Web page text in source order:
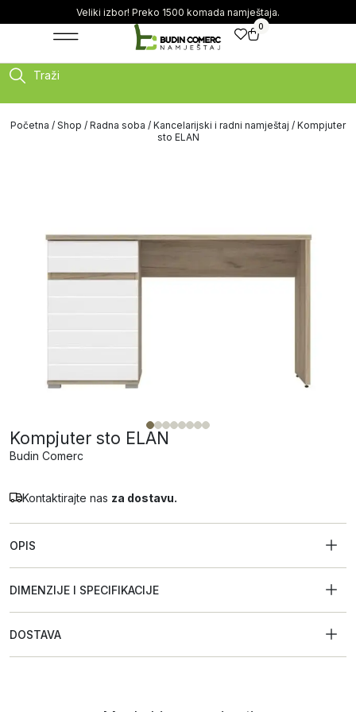
Veliki izbor! Preko 1500 komada namještaja.
0
Traži
Početna / Shop / Radna soba / Kancelarijski i radni namještaj / Kompjuter
sto ELAN
Kompjuter sto ELAN
Budin Comerc
Kontaktirajte nas za dostavu.
OPIS
DIMENZIJE I SPECIFIKACIJE
DOSTAVA